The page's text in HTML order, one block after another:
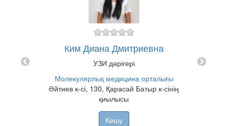
Ким Диана Дмитриевна
УЗИ дәрігері
Молекулярлық медицина орталығы
Әйтиев к-сі, 130, Қарасай Батыр к-сінің
қиылысы
Көшу